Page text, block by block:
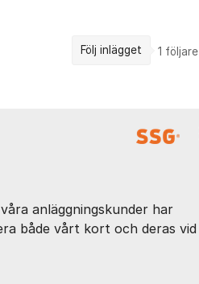
Följ inlägget 1 följare
anläggningskunder har
både vårt kort och deras vid